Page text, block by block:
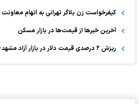
کیفرخواست زن بلاگر تهرانی به اتهام
آخرین خبر‌ها از قیمت‌ها در بازار مسکن
ریزش ۲ درصدی قیمت دلار در بازار آزاد مشهد+ علت